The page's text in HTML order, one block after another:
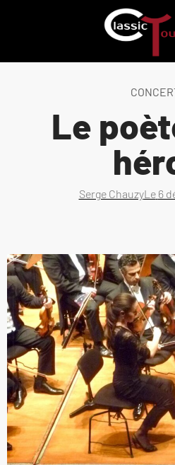
Le
Serge ChauzyLe 6